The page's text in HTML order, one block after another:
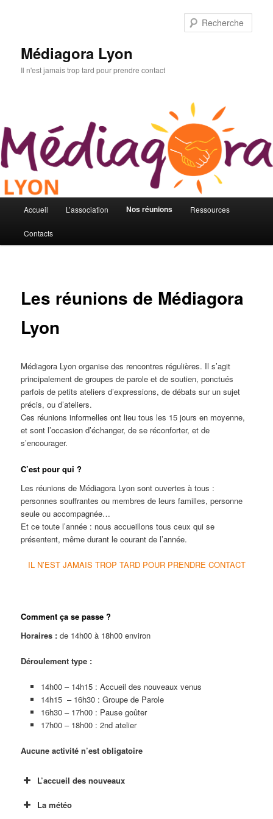
Médiagora Lyon
Il n'est jamais trop tard pour prendre contact
principal
Accueil L’association Nos réunions Ressources
Contacts
Les réunions de Médiagora
Lyon
Médiagora Lyon organise des rencontres régulières. Il s’agit
principalement de groupes de parole et de soutien, ponctués
parfois de petits ateliers d’expressions, de débats sur un sujet
précis, ou d’ateliers.
Ces réunions informelles ont lieu tous les 15 jours en moyenne,
et sont l’occasion d’échanger, de se réconforter, et de
s’encourager.
C’est pour qui ?
Les réunions de Médiagora Lyon sont ouvertes à tous :
personnes souffrantes ou membres de leurs familles, personne
seule ou accompagnée…
Et ce toute l’année : nous accueillons tous ceux qui se
présentent, même durant le courant de l’année.
IL N’EST JAMAIS TROP TARD POUR PRENDRE CONTACT
Comment ça se passe ?
Horaires : de 14h00 à 18h00 environ
Déroulement type :
14h00 – 14h15 : Accueil des nouveaux venus
14h15 – 16h30 : Groupe de Parole
16h30 – 17h00 : Pause goûter
17h00 – 18h00 : 2nd atelier
Aucune activité n’est obligatoire
L’accueil des nouveaux
La météo